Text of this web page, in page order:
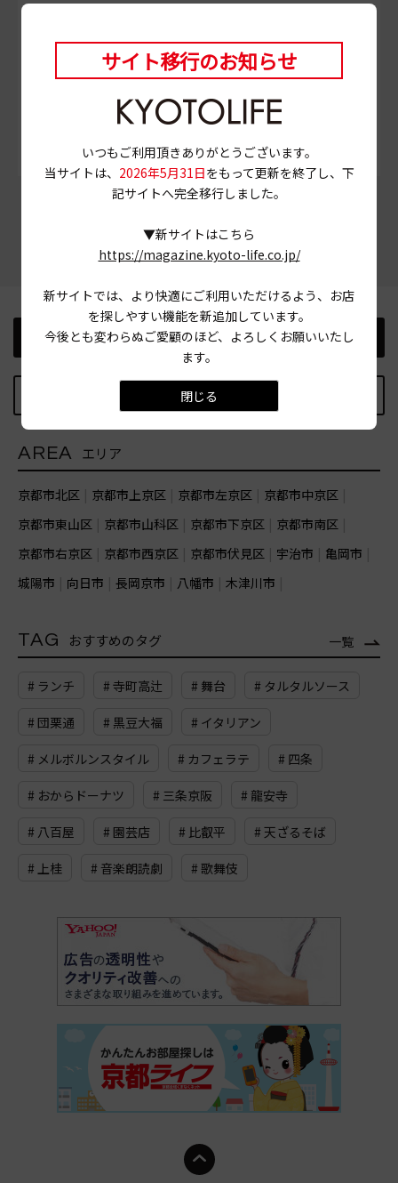
# バスマティライス # 寺町仏光寺 # カレー
# スパイスカレー # ビリヤニ # モーニング
# 京都市下京区
この記事をシェアする
前の記事
記事TOPに戻る
次の記事
AREA エリア
京都市北区 京都市上京区 京都市左京区
京都市中京区
京都市東山区
京都市山科区 京都市下京区
京都市南区
京都市右京区
京都市西京区 京都市伏見区 宇治市
亀岡市
城陽市
向日市 長岡京市 八幡市 木津川市
TAG おすすめのタグ 一覧
# ランチ # 寺町高辻 # 舞台 # タルタルソース
# 団栗通 # 黒豆大福 # イタリアン
# メルボルンスタイル # カフェラテ # 四条
# おからドーナツ # 三条京阪 # 龍安寺
# 八百屋 # 園芸店 # 比叡平 # 天ざるそば
# 上桂 # 音楽朗読劇 # 歌舞伎
サイト移行のお知らせ
いつもご利用頂きありがとうございます。
当サイトは、 2026年5月31日をもって更新を終了し、下
記サイトへ完全移行しました。
▼新サイトはこちら
https://magazine.kyoto-life.co.jp/
新サイトでは、より快適にご利用いただけるよう、お店
を探しやすい機能を新追加しています。
今後とも変わらぬご愛顧のほど、よろしくお願いいたし
ます。
閉じる